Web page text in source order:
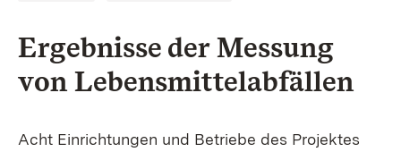
Ergebnisse der Messung
von Lebensmittelabfällen
Acht Einrichtungen und Betriebe des Projektes